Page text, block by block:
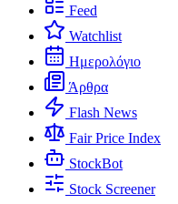
Feed
Watchlist
Ημερολόγιο
Άρθρα
Flash News
Fair Price Index
StockBot
Stock Screener